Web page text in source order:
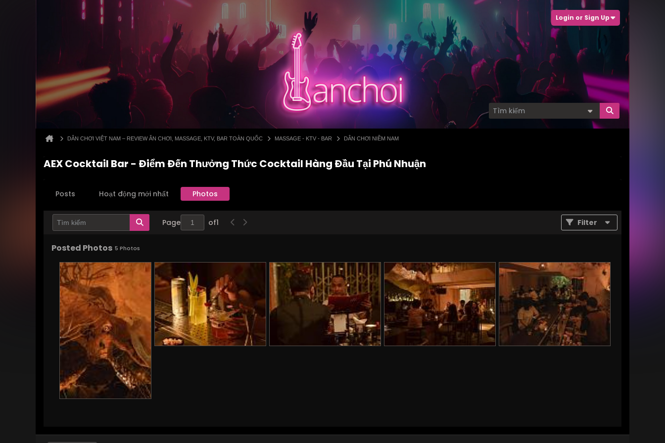
Login or Sign Up
DÂN CHƠI VIỆT NAM – REVIEW ĂN CHƠI, MASSAGE, KTV, BAR TOÀN QUỐC MASSAGE - KTV - BAR DÂN CHƠI NIỀM NAM
AEX Cocktail Bar - Điểm Đến Thưởng Thức Cocktail Hàng Đầu Tại Phú Nhuận
Posts Hoạt động mới nhất Photos
Page of1 Filter
Posted Photos 5 Photos